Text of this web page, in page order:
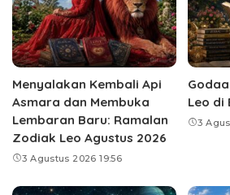
Menyalakan Kembali Api
Asmara dan Membuka
Lembaran Baru: Ramalan
Zodiak Leo Agustus 2026
3 Agustus 2026 19:56
Leo di
3